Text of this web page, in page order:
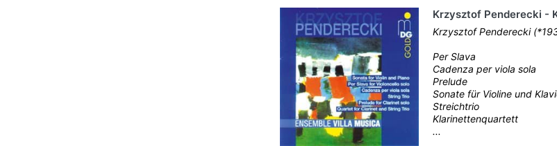
Krzysztof Penderecki -
Krzysztof Penderecki
Per Slava
Cadenza per viola sola
Prelude
Sonate für Violine und
Streichtrio
Klarinettenquartett
...